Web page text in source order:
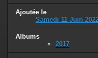
Ajoutée le
Samedi 11 Juin
Albums
2017